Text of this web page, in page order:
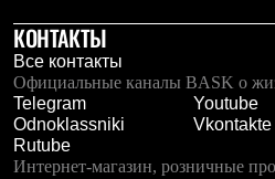
КОНТАКТЫ
Все контакты
Официальные каналы BASK о
Telegram
Youtube
Odnoklassniki
Vkontakte
Rutube
Интернет-магазин, розничные